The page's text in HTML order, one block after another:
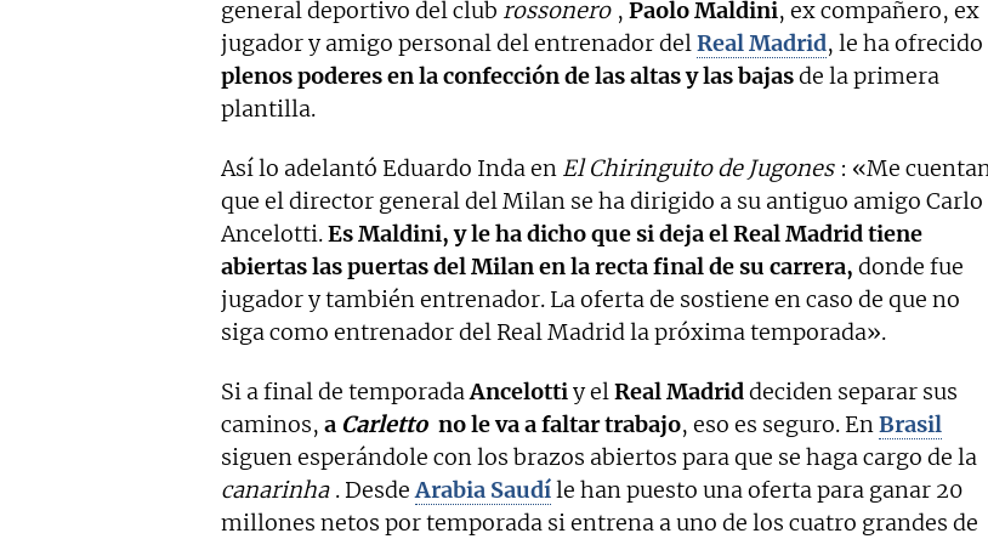
general deportivo del club rossonero , Paolo Maldini, ex compañero, ex
jugador y amigo personal del entrenador delReal Madrid, le ha ofrecido
plenos poderes en la confección de las altas y las bajasde la primera
plantilla.
Así lo adelantó Eduardo Inda en El Chiringuito de Jugones : «Me
que el director general del Milan se ha dirigido a su antiguo amigo Carlo
Ancelotti.Es Maldini, y le ha dicho que si deja el Real Madrid tiene
abiertas las puertas del Milan en la recta final de su carrera, donde fue
jugador y también entrenador. La oferta de sostiene en caso de que no
siga como entrenador del Real Madrid la próxima temporada».
Si a final de temporadaAncelottiy elReal Madriddeciden separar sus
caminos, a Carletto no le va a faltar trabajo, eso es seguro. EnBrasil
siguen esperándole con los brazos abiertos para que se haga cargo de la
canarinha . DesdeArabia Saudíle han puesto una oferta para ganar 20
millones netos por temporada si entrena a uno de los cuatro grandes de